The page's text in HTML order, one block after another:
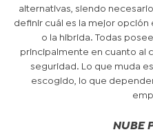
alternativas, siendo
definir cuál es la mejor opción
o la hibrida. Todas
principalmente en cuanto al
seguridad. Lo que muda
escogido, lo que
NUBE